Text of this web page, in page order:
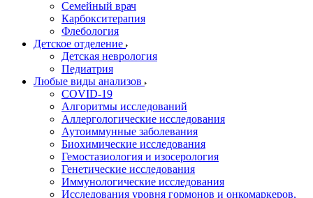
Семейный врач
Карбокситерапия
Флебология
Детское отделение
Детская неврология
Педиатрия
Любые виды анализов
COVID-19
Алгоритмы исследований
Аллергологические исследования
Аутоиммунные заболевания
Биохимические исследования
Гемостазиология и изосерология
Генетические исследования
Иммунологические исследования
Исследования уровня гормонов и онкомаркеров,